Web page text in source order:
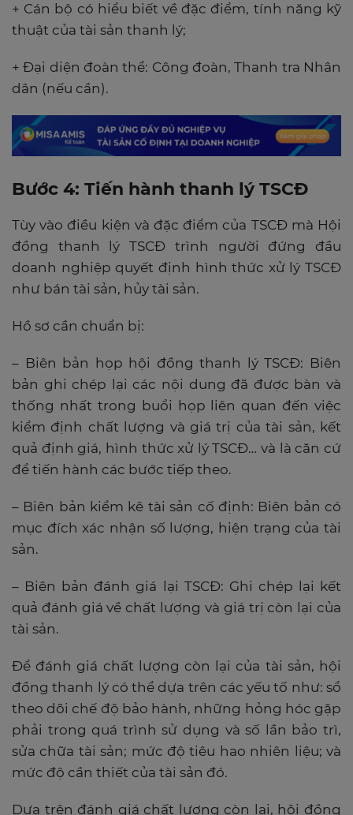
+ Cán bộ có hiểu biết về đặc điểm, tính năng kỹ
thuật của tài sản thanh lý;
+ Đại diện đoàn thể: Công đoàn, Thanh tra Nhân
dân (nếu cần).
Bước 4: Tiến hành thanh lý TSCĐ
Tùy vào điều kiện và đặc điểm của TSCĐ mà Hội
đồng thanh lý TSCĐ trình người đứng đầu
doanh nghiệp quyết định hình thức xử lý TSCĐ
như bán tài sản, hủy tài sản.
Hồ sơ cần chuẩn bị:
– Biên bản họp hội đồng thanh lý TSCĐ: Biên
bản ghi chép lại các nội dung đã được bàn và
thống nhất trong buổi họp liên quan đến việc
kiểm định chất lượng và giá trị của tài sản, kết
quả định giá, hình thức xử lý TSCĐ… và là căn cứ
để tiến hành các bước tiếp theo.
– Biên bản kiểm kê tài sản cố định: Biên bản có
mục đích xác nhận số lượng, hiện trạng của tài
sản.
– Biên bản đánh giá lại TSCĐ: Ghi chép lại kết
quả đánh giá về chất lượng và giá trị còn lại của
tài sản.
Để đánh giá chất lượng còn lại của tài sản, hội
đồng thanh lý có thể dựa trên các yếu tố như: sổ
theo dõi chế độ bảo hành, những hỏng hóc gặp
phải trong quá trình sử dụng và số lần bảo trì,
sửa chữa tài sản; mức độ tiêu hao nhiên liệu; và
mức độ cần thiết của tài sản đó.
Dựa trên đánh giá chất lượng còn lại, hội đồng